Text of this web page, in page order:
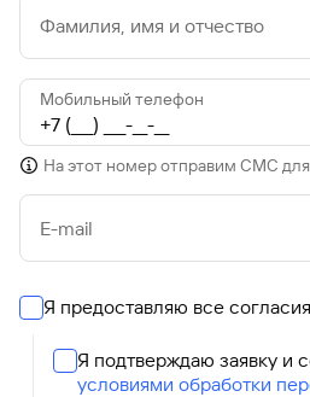
Фамилия, имя и отчество
Мобильный телефон
На этот номер отправим СМС
E-mail
Я предоставляю все
Я подтверждаю заявку и
условиями обработки